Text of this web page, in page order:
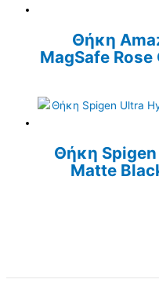
Θήκη
MagSafe Rose
Θήκη
Matte